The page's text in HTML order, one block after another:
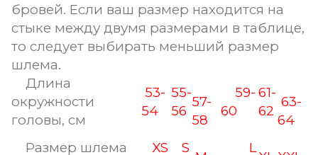
бровей. Если ваш размер находится на
стыке между двумя размерами в таблице,
то следует выбирать меньший размер
шлема.
Длина
окружности
головы, см
53-
54
55-
56
57-
58
59-
60
61-
62
63-
64
Размер шлема
XS S L